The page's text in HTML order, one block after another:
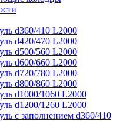
d360/410 L2000
d420/470 L2000
d500/560 L2000
d600/660 L2000
d720/780 L2000
d800/860 L2000
d1000/1060 L2000
d1200/1260 L2000
с заполнением d360/410